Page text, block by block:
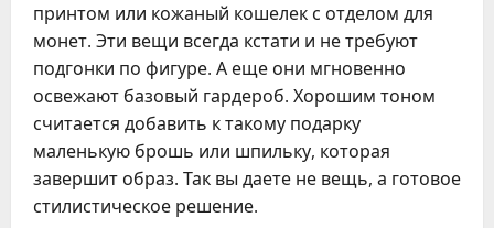
принтом или кожаный кошелек с отделом для
монет. Эти вещи всегда кстати и не требуют
подгонки по фигуре. А еще они мгновенно
освежают базовый гардероб. Хорошим тоном
считается добавить к такому подарку
маленькую брошь или шпильку, которая
завершит образ. Так вы даете не вещь, а готовое
стилистическое решение.